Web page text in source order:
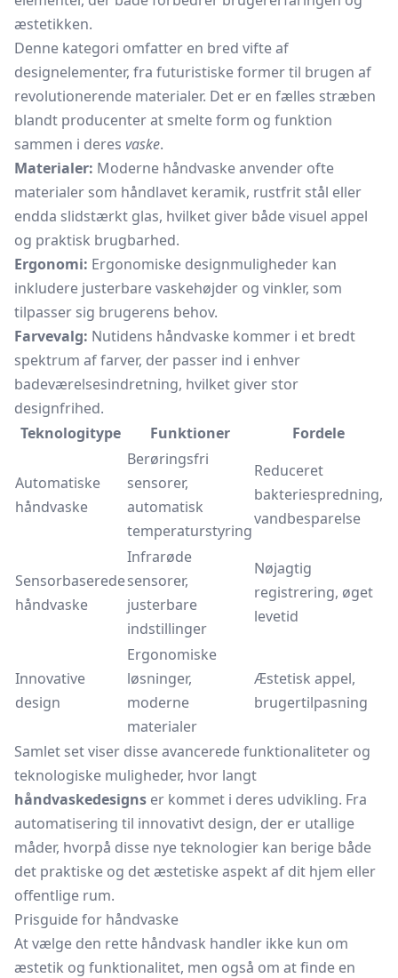
æstetikken.
Denne kategori omfatter en bred vifte af
designelementer, fra futuristiske former til brugen af
revolutionerende materialer. Det er en fælles stræben
blandt producenter at smelte form og funktion
sammen i deres vaske.
Materialer: Moderne håndvaske anvender ofte
materialer som håndlavet keramik, rustfrit stål eller
endda slidstærkt glas, hvilket giver både visuel appel
og praktisk brugbarhed.
Ergonomi: Ergonomiske designmuligheder kan
inkludere justerbare vaskehøjder og vinkler, som
tilpasser sig brugerens behov.
Farvevalg: Nutidens håndvaske kommer i et bredt
spektrum af farver, der passer ind i enhver
badeværelsesindretning, hvilket giver stor
designfrihed.
Teknologitype
Funktioner Fordele
Automatiske
håndvaske
Berøringsfri
sensorer,
automatisk
temperaturstyring
Reduceret
bakteriespredning,
vandbesparelse
Sensorbaserede
håndvaske
Infrarøde
sensorer,
justerbare
indstillinger
Nøjagtig
registrering, øget
levetid
Innovative
design
Ergonomiske
løsninger,
moderne
materialer
Æstetisk appel,
brugertilpasning
Samlet set viser disse avancerede funktionaliteter og
teknologiske muligheder, hvor langt
håndvaskedesigns er kommet i deres udvikling. Fra
automatisering til innovativt design, der er utallige
måder, hvorpå disse nye teknologier kan berige både
det praktiske og det æstetiske aspekt af dit hjem eller
offentlige rum.
Prisguide for håndvaske
At vælge den rette håndvask handler ikke kun om
æstetik og funktionalitet, men også om at finde en